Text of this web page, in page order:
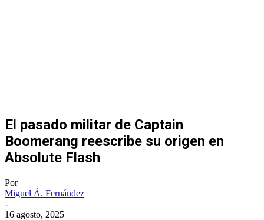
El pasado militar de Captain
Boomerang reescribe su origen en
Absolute Flash
Por
Miguel Á. Fernández
-
16 agosto, 2025